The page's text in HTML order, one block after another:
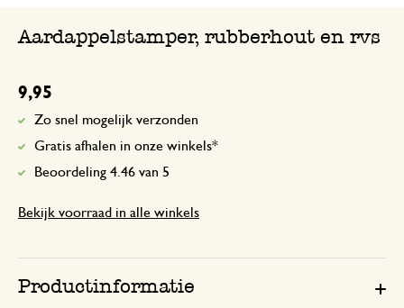
Aardappelstamper, rubberhout en rvs
9,95
Zo snel mogelijk verzonden
Gratis afhalen in onze winkels*
Beoordeling 4.46 van 5
Bekijk voorraad in alle winkels
Productinformatie